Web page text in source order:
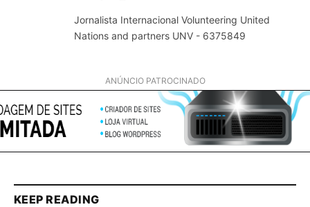
Jornalista Internacional Volunteering United
Nations and partners UNV - 6375849
ANÚNCIO PATROCINADO
KEEP READING